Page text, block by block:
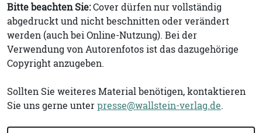
Bitte beachten Sie:Cover dürfen nur vollständig
abgedruckt und nicht beschnitten oder verändert
werden (auch bei Online-Nutzung). Bei der
Verwendung von Autorenfotos ist das dazugehörige
Copyright anzugeben.
Sollten Sie weiteres Material benötigen, kontaktieren
Sie uns gerne unterpresse@wallstein-verlag.de.